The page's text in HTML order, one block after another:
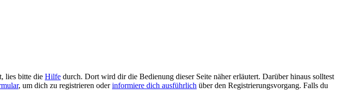
lies bitte die Hilfe durch. Dort wird dir die Bedienung dieser Seite näher erläutert. Darüber hinaus solltest
, um dich zu registrieren oderinformiere dich ausführlich über den Registrierungsvorgang. Falls du